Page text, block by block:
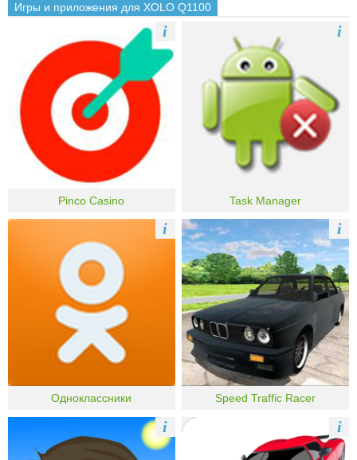
Игры и приложения для XOLO Q1100
Pinco Casino
i
Task Manager
i
Одноклассники
i
Speed Traffic Racer
i
i i